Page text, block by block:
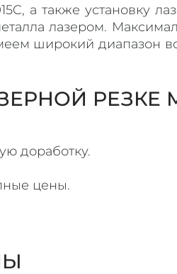
а также установку
лазером.
широкий диапазон
РЕЗКЕ
доработку.
цены.